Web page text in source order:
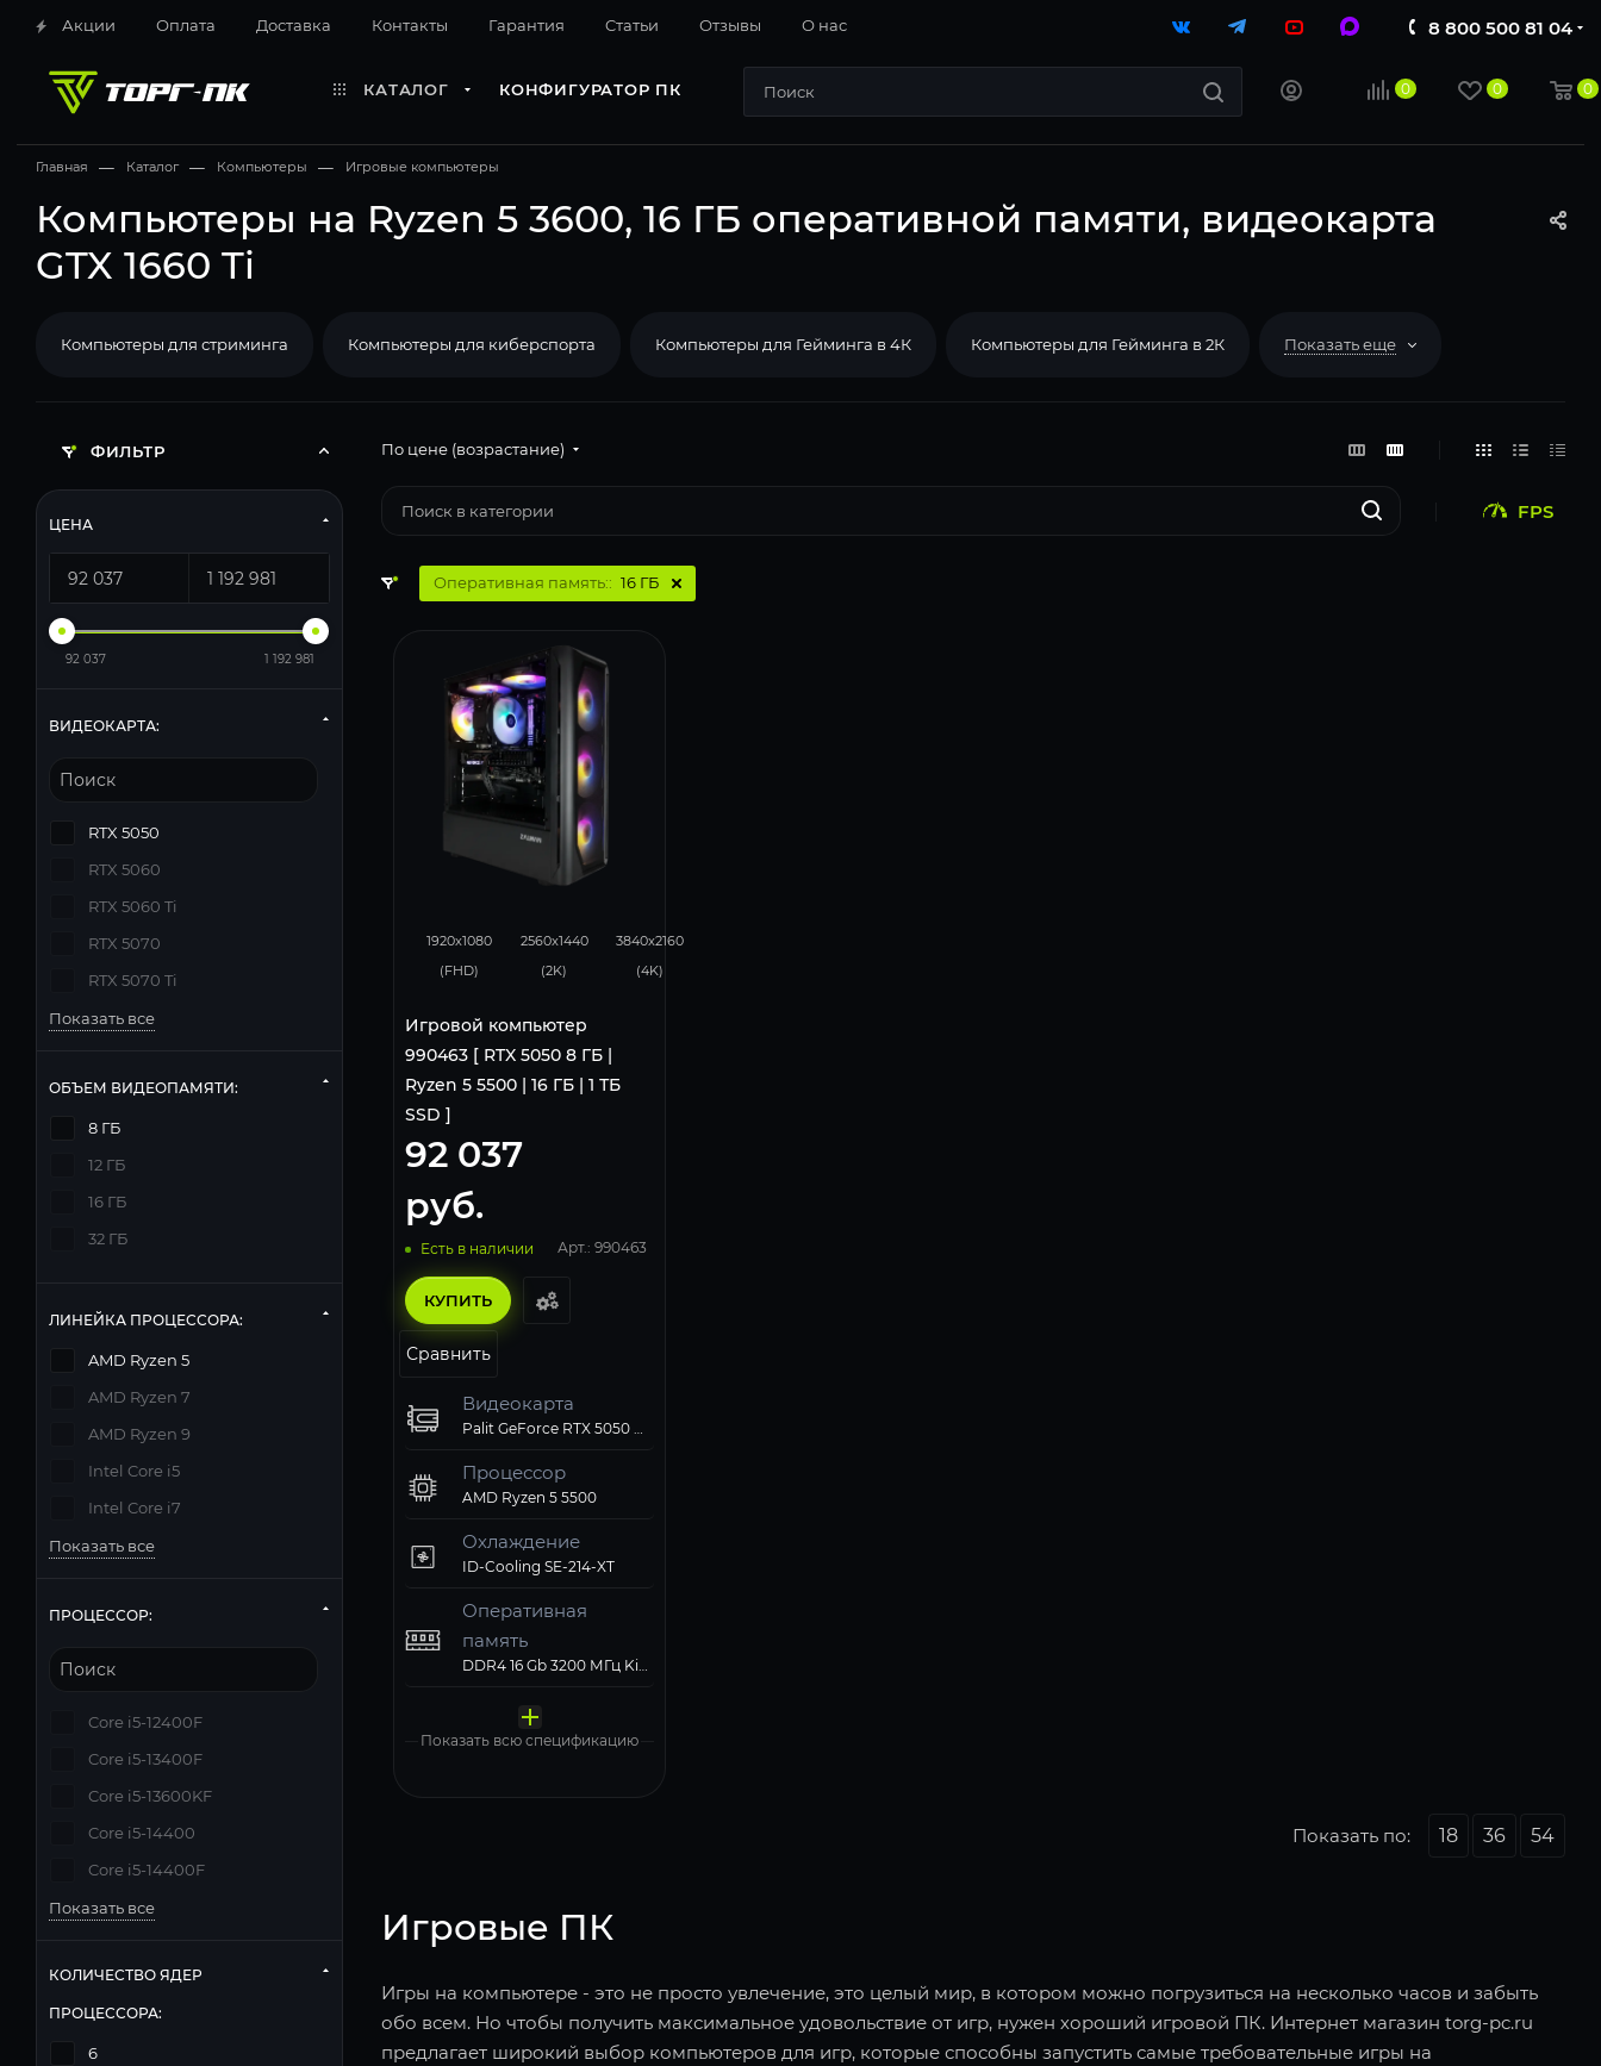
Акции Оплата Доставка Контакты Гарантия Cтатьи Отзывы О нас 8 800 500 81 04
КАТАЛОГ КОНФИГУРАТОР ПК 0 0 0
Главная — Каталог — Компьютеры — Игровые компьютеры
Компьютеры на Ryzen 5 3600, 16 ГБ оперативной памяти, видеокарта
GTX 1660 Ti
Компьютеры для стриминга Компьютеры для киберспорта Компьютеры для Гейминга в 4К Компьютеры для Гейминга в 2К Показать еще
По цене (возрастание)
FPS
Оперативная память:: 16 ГБ
1920x1080
(FHD)
2560x1440
(2K)
3840x2160
(4K)
Игровой компьютер
990463 [ RTX 5050 8 ГБ |
Ryzen 5 5500 | 16 ГБ | 1 ТБ
SSD ]
92 037
руб.
Есть в наличии Арт.: 990463
КУПИТЬ
Сравнить
Видеокарта
Palit GeForce RTX 5050 StormX OC 8Gb
Процессор
AMD Ryzen 5 5500
Охлаждение
ID-Cooling SE-214-XT
Оперативная
память
DDR4 16 Gb 3200 МГц Kingston HyperX FURY Black
Материнская плата
Твердотельный
Deepcool 700W PF700
Компьютерный
Zalman N4 Rev.1 черный
Операционная
Windows 11 Pro, Free Trial
Показать всю спецификацию
Показать по: 18 36 54
Игровые ПК
Игры на компьютере - это не просто увлечение, это целый мир, в котором можно погрузиться на несколько часов и забыть
обо всем. Но чтобы получить максимальное удовольствие от игр, нужен хороший игровой ПК. Интернет магазин torg-pc.ru
предлагает широкий выбор компьютеров для игр, которые способны запустить самые требовательные игры на
ФИЛЬТР
ЦЕНА
92 037 1 192 981
ВИДЕОКАРТА:
RTX 5050
RTX 5060
RTX 5060 Ti
RTX 5070
RTX 5070 Ti
Показать все
ОБЪЕМ ВИДЕОПАМЯТИ:
8 ГБ
12 ГБ
16 ГБ
32 ГБ
ЛИНЕЙКА ПРОЦЕССОРА:
AMD Ryzen 5
AMD Ryzen 7
AMD Ryzen 9
Intel Core i5
Intel Core i7
Показать все
ПРОЦЕССОР:
Core i5-12400F
Core i5-13400F
Core i5-13600KF
Core i5-14400
Core i5-14400F
Показать все
КОЛИЧЕСТВО ЯДЕР
ПРОЦЕССОРА:
6